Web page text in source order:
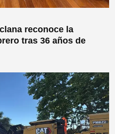
reconoce la
tras 36 años de